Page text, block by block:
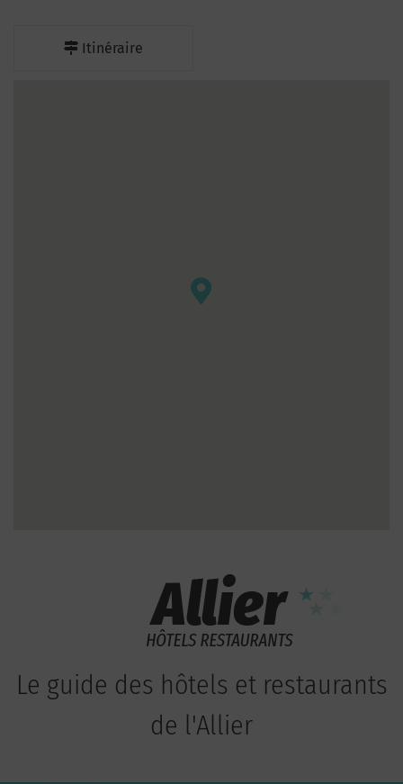
Itinéraire
Le guide des hôtels et restaurants
de l'Allier